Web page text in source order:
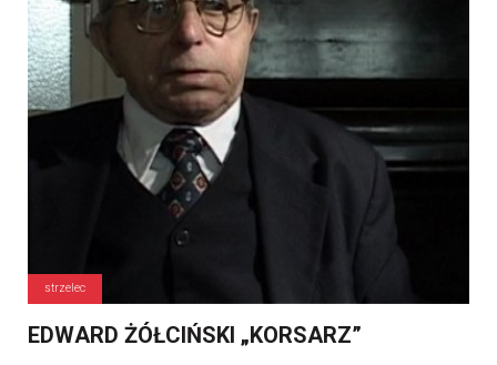
strzelec
EDWARD ŻÓŁCIŃSKI „KORSARZ”